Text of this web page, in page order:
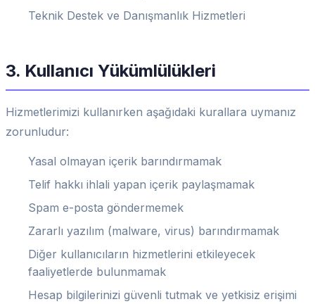
Teknik Destek ve Danışmanlık Hizmetleri
3. Kullanıcı Yükümlülükleri
Hizmetlerimizi kullanırken aşağıdaki kurallara uymanız
zorunludur:
Yasal olmayan içerik barındırmamak
Telif hakkı ihlali yapan içerik paylaşmamak
Spam e-posta göndermemek
Zararlı yazılım (malware, virus) barındırmamak
Diğer kullanıcıların hizmetlerini etkileyecek
faaliyetlerde bulunmamak
Hesap bilgilerinizi güvenli tutmak ve yetkisiz erişimi